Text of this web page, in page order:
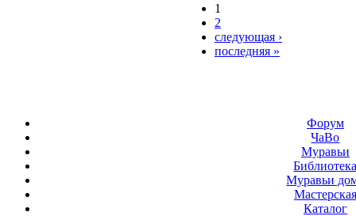
1
2
следующая ›
последняя »
Форум
ЧаВо
Муравьи
Муравьи
Мастерская
Каталог